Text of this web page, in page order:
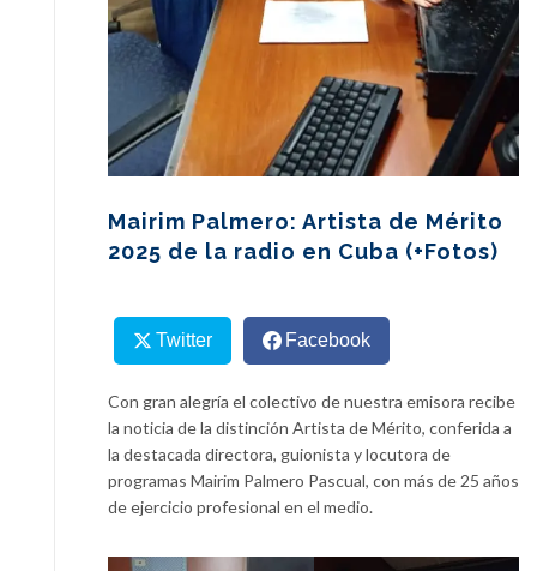
Mairim Palmero: Artista de Mérito
2025 de la radio en Cuba (+Fotos)
Twitter Facebook
Con gran alegría el colectivo de nuestra emisora recibe
la noticia de la distinción Artista de Mérito, conferida a
la destacada directora, guionista y locutora de
programas Mairim Palmero Pascual, con más de 25 años
de ejercicio profesional en el medio.